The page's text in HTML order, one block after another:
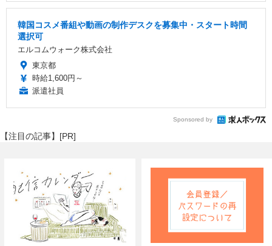
韓国コスメ番組や動画の制作デスクを募集中・スタート時間
選択可
エルコムウォーク株式会社
東京都
時給1,600円～
派遣社員
Sponsored by
【注目の記事】[PR]